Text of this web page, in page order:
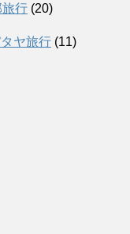
行 (20)
ヤ旅行 (11)